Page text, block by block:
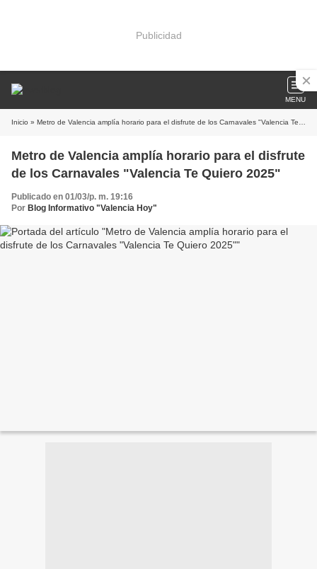
Publicidad
MENU
Inicio » Metro de Valencia amplía horario para el disfrute de los Carnavales "Valencia Te Quiero 2025"
Metro de Valencia amplía horario para el disfrute
de los Carnavales "Valencia Te Quiero 2025"
Publicado en 01/03/p. m. 19:16
Por Blog Informativo "Valencia Hoy"